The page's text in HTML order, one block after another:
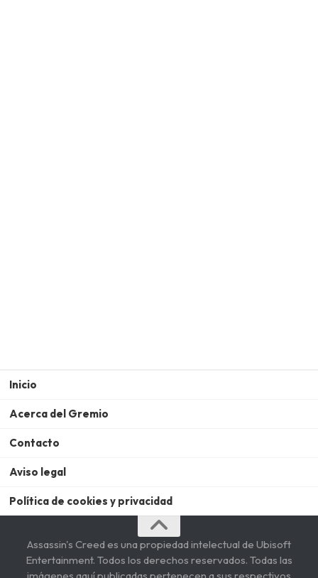
Inicio
Acerca del Gremio
Contacto
Aviso legal
Política de cookies y privacidad
Assassin's Creed es una propiedad intelectual de Ubisoft
Entertainment. Todos los derechos reservados. Todas las